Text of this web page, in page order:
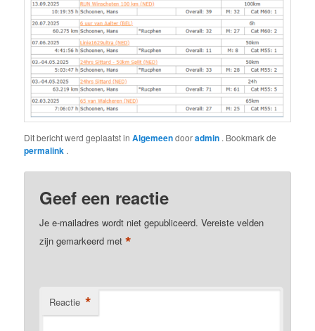
Dit bericht werd geplaatst inAlgemeendooradmin . Bookmark de
permalink .
Geef een reactie
Je e-mailadres wordt niet gepubliceerd. Vereiste velden
zijn gemarkeerd met*
Reactie *